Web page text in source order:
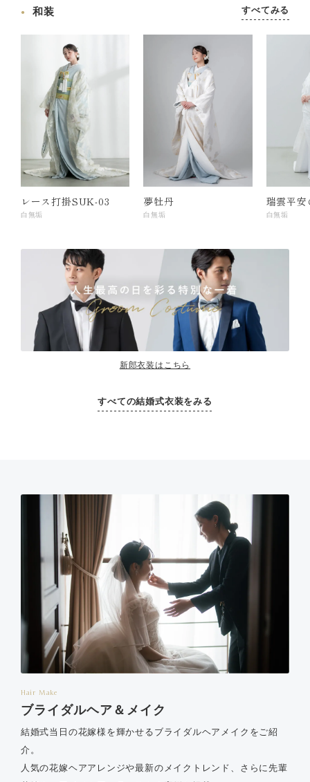
和装 すべてみる
レース打掛SUK-03
白無垢
夢牡丹
白無垢
瑞雲平安
白無垢
新郎衣装はこちら
すべての結婚式衣装をみる
Hair Make
ブライダルヘア＆メイク
結婚式当日の花嫁様を輝かせるブライダルヘアメイクをご紹
介。
人気の花嫁ヘアアレンジや最新のメイクトレンド、さらに先輩